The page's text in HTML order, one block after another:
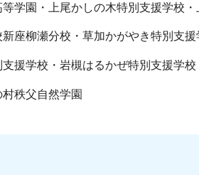
学園・上尾かしの木特別支援学校
座柳瀬分校・草加かがやき特別支
援学校・岩槻はるかぜ特別支援学
秩父自然学園